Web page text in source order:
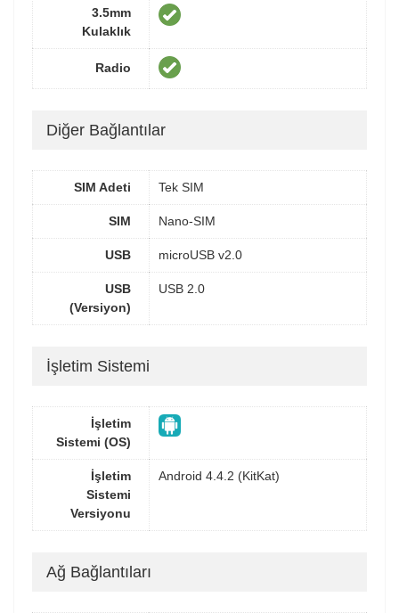
3.5mm
Kulaklık
Radio
Diğer Bağlantılar
SIM Adeti Tek SIM
SIM Nano-SIM
USB microUSB v2.0
USB
(Versiyon)
USB 2.0
İşletim Sistemi
İşletim
Sistemi (OS)
İşletim
Sistemi
Versiyonu
Android 4.4.2 (KitKat)
Ağ Bağlantıları